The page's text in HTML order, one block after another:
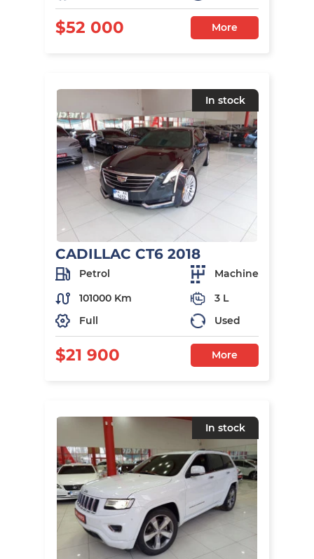
$52 000 More
In stock
CADILLAC CT6 2018
Petrol
Machine
101000 Km
3 L
Full
Used
$21 900 More
In stock